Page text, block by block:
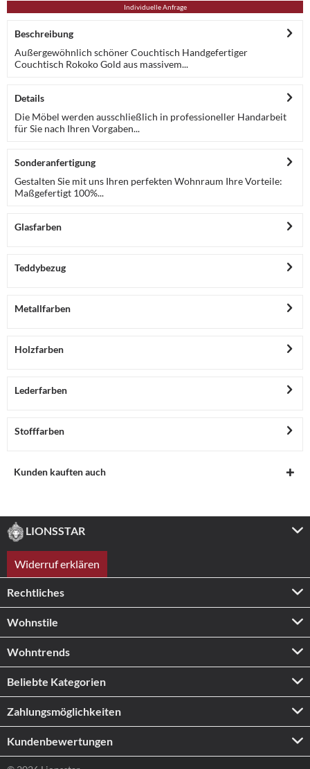
Individuelle Anfrage
Beschreibung
Außergewöhnlich schöner Couchtisch Handgefertiger
Couchtisch Rokoko Gold aus massivem...
Details
Die Möbel werden ausschließlich in professioneller Handarbeit
für Sie nach Ihren Vorgaben...
Sonderanfertigung
Gestalten Sie mit uns Ihren perfekten Wohnraum Ihre Vorteile:
Maßgefertigt 100%...
Glasfarben
Teddybezug
Metallfarben
Holzfarben
Lederfarben
Stofffarben
Kunden kauften auch
LIONSSTAR
Widerruf erklären
Rechtliches
Wohnstile
Wohntrends
Beliebte Kategorien
Zahlungs­möglichkeiten
Kundenbewertungen